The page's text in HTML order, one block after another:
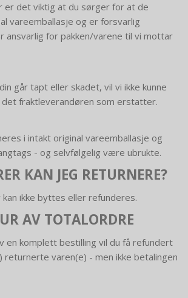
er det viktig at du sørger for at de
vareemballasje og er forsvarlig
ansvarlig for pakken/varene til vi mottar
går tapt eller skadet, vil vi ikke kunne
fraktleverandøren som erstatter.
i intakt original vareemballasje og
- og selvfølgelig være ubrukte.
KAN JEG RETURNERE?
kan ikke byttes eller refunderes.
AV TOTALORDRE
en komplett bestilling vil du få refundert
varen(e) - men ikke betalingen